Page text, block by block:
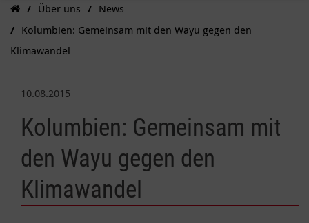
Über uns
News
Kolumbien: Gemeinsam mit den Wayu gegen den
Klimawandel
10.08.2015
Kolumbien: Gemeinsam mit
den Wayu gegen den
Klimawandel